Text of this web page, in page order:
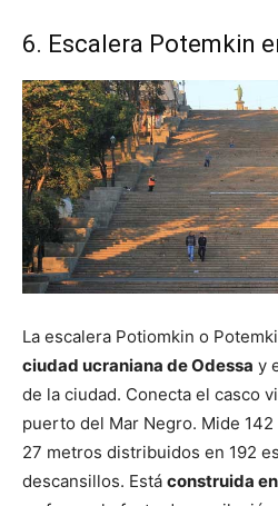
6. Escalera Potemkin
La escalera Potiomkin o
ciudad ucraniana de Odessa y
de la ciudad. Conecta el casco
puerto del Mar Negro. Mide
27 metros distribuidos en 192
descansillos. Está construida